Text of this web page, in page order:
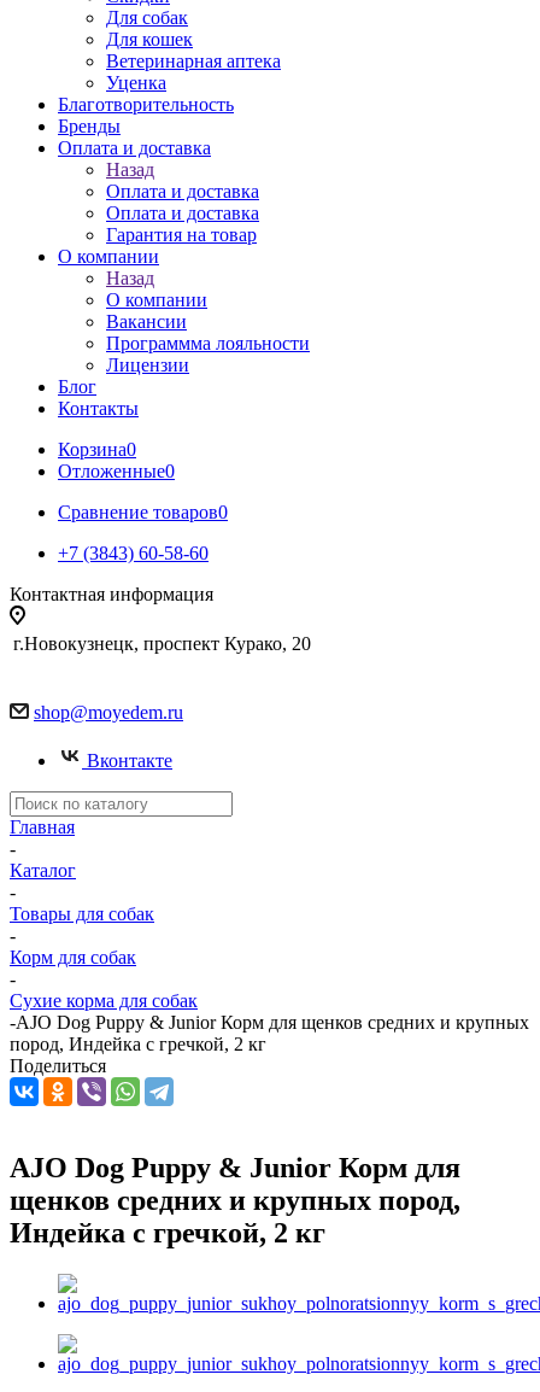
Для собак
Для кошек
Ветеринарная аптека
Уценка
Благотворительность
Бренды
Оплата и доставка
Назад
Оплата и доставка
Оплата и доставка
Гарантия на товар
О компании
Назад
О компании
Вакансии
Программма лояльности
Лицензии
Блог
Контакты
Корзина0
Отложенные0
Сравнение товаров0
+7 (3843) 60-58-60
Контактная информация
г.Новокузнецк, проспект Курако, 20
shop@moyedem.ru
Вконтакте
Главная
-
Каталог
-
Товары для собак
-
Корм для собак
-
Сухие корма для собак
-AJO Dog Puppy & Junior Корм для щенков средних и крупных
пород, Индейка с гречкой, 2 кг
Поделиться
AJO Dog Puppy & Junior Корм для
щенков средних и крупных пород,
Индейка с гречкой, 2 кг